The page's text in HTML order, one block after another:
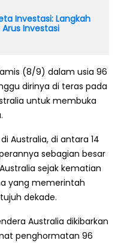
Investasi: Langkah
Investasi
(8/9) dalam usia 96
dirinya di teras pada
untuk membuka
Australia, di antara 14
sebagian besar
sejak kematian
yang memerintah
dekade.
Australia dikibarkan
penghormatan 96